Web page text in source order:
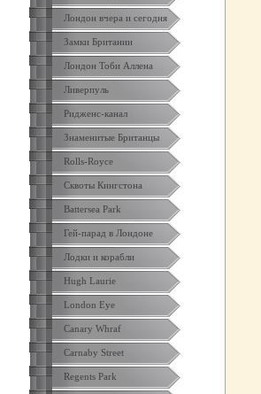
Лондон вчера и сегодня
Замки Британии
Лондон Тоби Аллена
Ливерпуль
Ридженс-канал
Знаменитые Британцы
Rolls-Royce
Сквоты Кингстона
Battersea Park
Гей-парад в Лондоне
Лодки и корабли
Hugh Laurie
London Eye
Canary Whraf
Carnaby Street
Regents Park